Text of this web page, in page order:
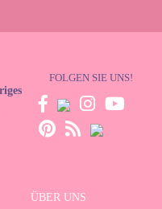
FOLGEN SIE UNS!
ÜBER UNS